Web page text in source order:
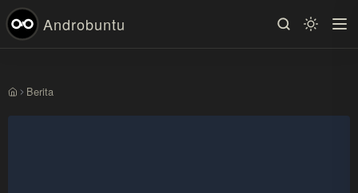
Androbuntu
Beranda
Berita